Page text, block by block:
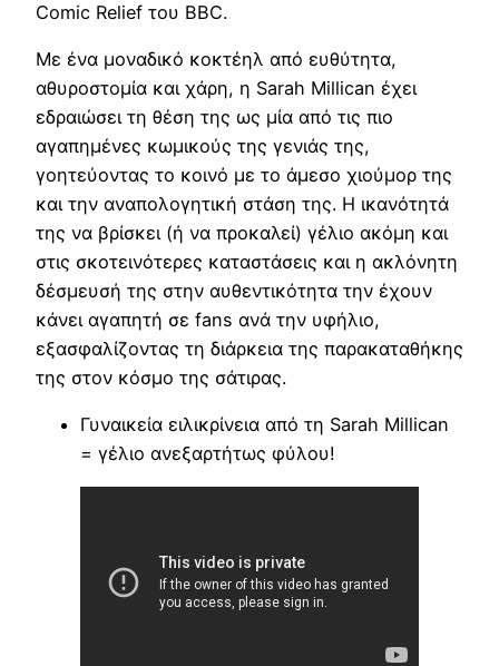
Comic Relief του BBC.
Με ένα μοναδικό κοκτέηλ από ευθύτητα,
αθυροστομία και χάρη, η Sarah Millican έχει
εδραιώσει τη θέση της ως μία από τις πιο
αγαπημένες κωμικούς της γενιάς της,
γοητεύοντας το κοινό με το άμεσο χιούμορ της
και την αναπολογητική στάση της. Η ικανότητά
της να βρίσκει (ή να προκαλεί) γέλιο ακόμη και
στις σκοτεινότερες καταστάσεις και η ακλόνητη
δέσμευσή της στην αυθεντικότητα την έχουν
κάνει αγαπητή σε fans ανά την υφήλιο,
εξασφαλίζοντας τη διάρκεια της παρακαταθήκης
της στον κόσμο της σάτιρας.
Γυναικεία ειλικρίνεια από τη Sarah Millican
= γέλιο ανεξαρτήτως φύλου!